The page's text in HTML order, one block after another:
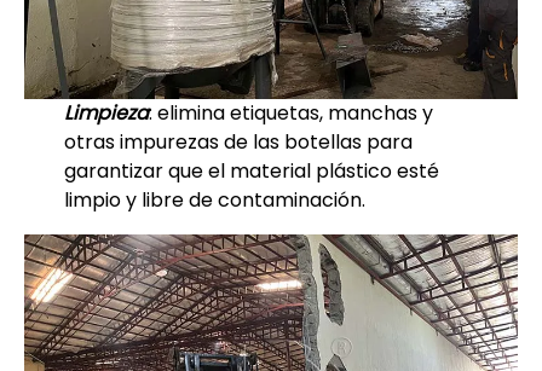
Limpieza: elimina etiquetas, manchas y
otras impurezas de las botellas para
garantizar que el material plástico esté
limpio y libre de contaminación.